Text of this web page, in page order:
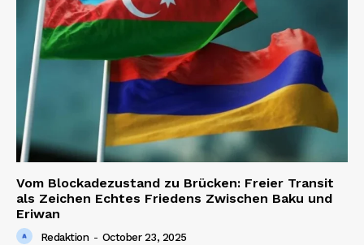
Vom Blockadezustand zu Brücken: Freier Transit
als Zeichen Echtes Friedens Zwischen Baku und
Eriwan
Redaktion - October 23, 2025